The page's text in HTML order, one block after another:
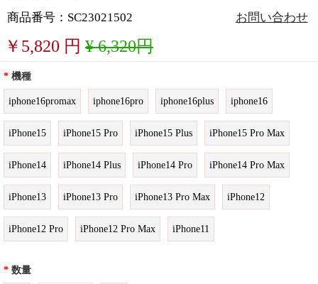
商品番号：SC23021502 お問い合わせ
￥ 5,820 円 ¥ 6,320円
* 機種
iphone16promax iphone16pro iphone16plus iphone16
iPhone15 iPhone15 Pro iPhone15 Plus iPhone15 Pro Max
iPhone14 iPhone14 Plus iPhone14 Pro iPhone14 Pro Max
iPhone13 iPhone13 Pro iPhone13 Pro Max iPhone12
iPhone12 Pro iPhone12 Pro Max iPhone11
* 数量